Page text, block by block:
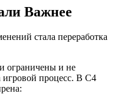
Важнее
стала переработка
ограничены и не
игровой процесс. В C4